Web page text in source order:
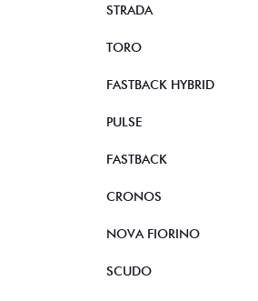
STRADA
TORO
FASTBACK HYBRID
PULSE
FASTBACK
CRONOS
NOVA FIORINO
SCUDO